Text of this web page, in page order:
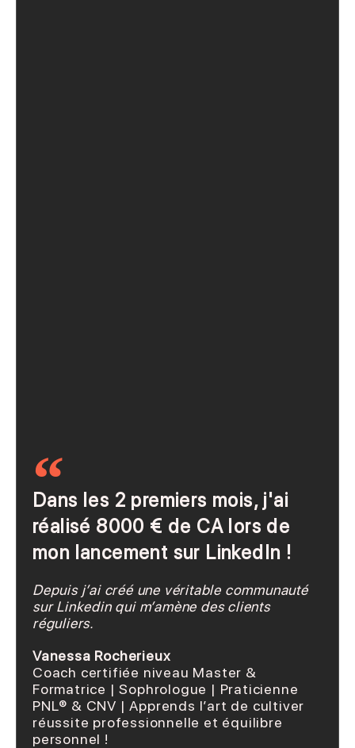
Dans les 2 premiers mois, j'ai
réalisé 8000 € de CA lors de
mon lancement sur LinkedIn !
Depuis j’ai créé une véritable communauté
sur Linkedin qui m’amène des clients
réguliers.
Vanessa Rocherieux
Coach certifiée niveau Master &
Formatrice | Sophrologue | Praticienne
PNL® & CNV | Apprends l’art de cultiver
réussite professionnelle et équilibre
personnel !